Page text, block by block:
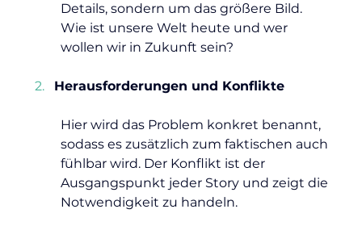
Details, sondern um das größere Bild.
Wie ist unsere Welt heute und wer
wollen wir in Zukunft sein?
Herausforderungen und Konflikte
Hier wird das Problem konkret benannt,
sodass es zusätzlich zum faktischen auch
fühlbar wird. Der Konflikt ist der
Ausgangspunkt jeder Story und zeigt die
Notwendigkeit zu handeln.